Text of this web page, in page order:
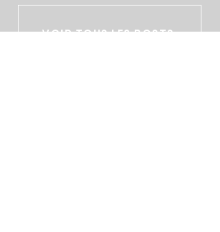
VOIR TOUS LES POSTS